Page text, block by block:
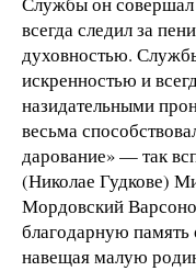
всегда следил за
духовностью.
искренностью и
назидательными
весьма
дарование» — так
(Николае Гудкове)
Мордовский
благодарную память
навещая малую